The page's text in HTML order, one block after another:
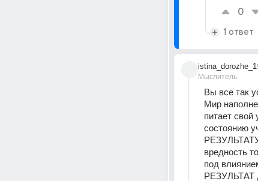
0
1 ответ
istina_dorozhe_1
Мыслитель
Вы все так
Мир
питает свой
состоянию
вредность
под
РЕЗУЛЬТАТ